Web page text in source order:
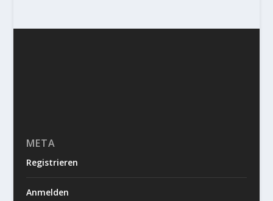
META
Registrieren
Anmelden